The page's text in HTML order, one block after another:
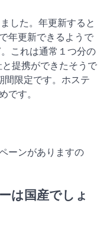
した。年更新すると
年更新できるようで
これは通常１つ分の
提携ができたそうで
間限定です。ホステ
です。
ーンがありますの
は国産でしょ